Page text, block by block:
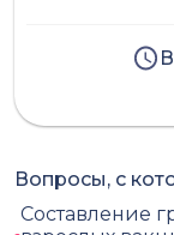
Вопросы, с
Составление